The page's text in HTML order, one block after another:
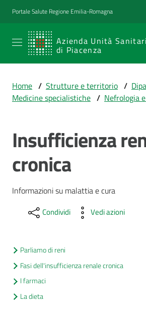
Vai al contenuto
Vai alla navigazione
Vai al footer
Portale Salute Regione Emilia-Romagna
Azienda Unità
di Piacenza
SERVIZIO
SANITARIO
Emilia-
Romagna
Sanitaria Locale
di Piacenza
e
percorsi
Come
fare
per...
Home / Strutture e territorio /
Medicine specialistiche / Nefrologia
Insufficienza
cronica
Informazioni su malattia e cura
Condividi Vedi azioni
Parliamo di reni
Fasi dell'insufficienza renale cronica
I farmaci
La dieta